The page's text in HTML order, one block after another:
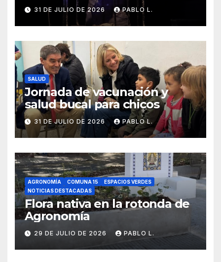
31 DE JULIO DE 2026 PABLO L.
SALUD
Jornada de vacunación y
salud bucal para chicos
31 DE JULIO DE 2026 PABLO L.
AGRONOMÍA COMUNA 15
ESPACIOS VERDES
NOTICIAS DESTACADAS
Flora nativa en la rotonda de
Agronomía
29 DE JULIO DE 2026 PABLO L.